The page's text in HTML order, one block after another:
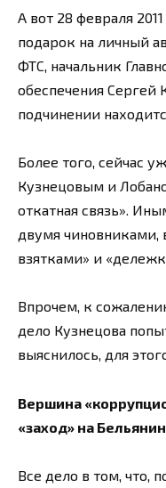
А вот 28 февраля
подарок на личный
ФТС, начальник
обеспечения Сергей
подчинении
Более того, сейчас
Кузнецовым и
откатная связь».
двумя чиновниками,
взятками» и
Впрочем, к
дело Кузнецова
выяснилось, для
Вершина
«заход» на
Все дело в том, что,